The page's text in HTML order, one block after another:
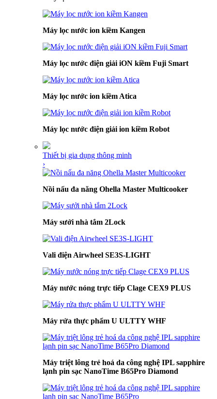
Máy lọc nước ion kiềm Kangen
Máy lọc nước điện giải iON kiềm Fuji Smart
Máy lọc nước ion kiềm Atica
Máy lọc nước điện giải ion kiềm Robot
Thiết bị gia dụng thông minh
›
Nồi nấu đa năng Ohella Master Multicooker
Máy sưởi nhà tắm 2Lock
Vali điện Airwheel SE3S-LIGHT
Máy nước nóng trực tiếp Clage CEX9 PLUS
Máy rửa thực phẩm U ULTTY WHF
Máy triệt lông trẻ hoá da công nghệ IPL sapphire
lạnh pin sạc NanoTime B65Pro Diamond